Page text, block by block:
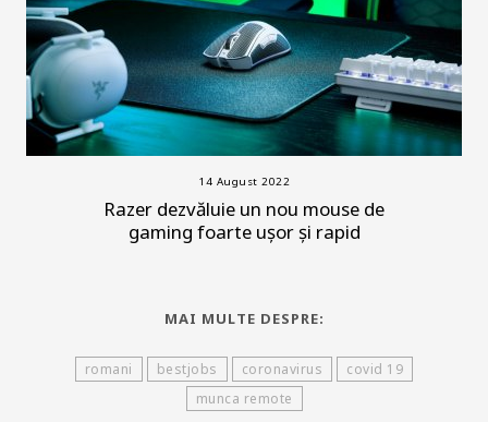
14 August 2022
Razer dezvăluie un nou mouse de
gaming foarte ușor și rapid
MAI MULTE DESPRE:
romani bestjobs coronavirus
covid 19
munca remote